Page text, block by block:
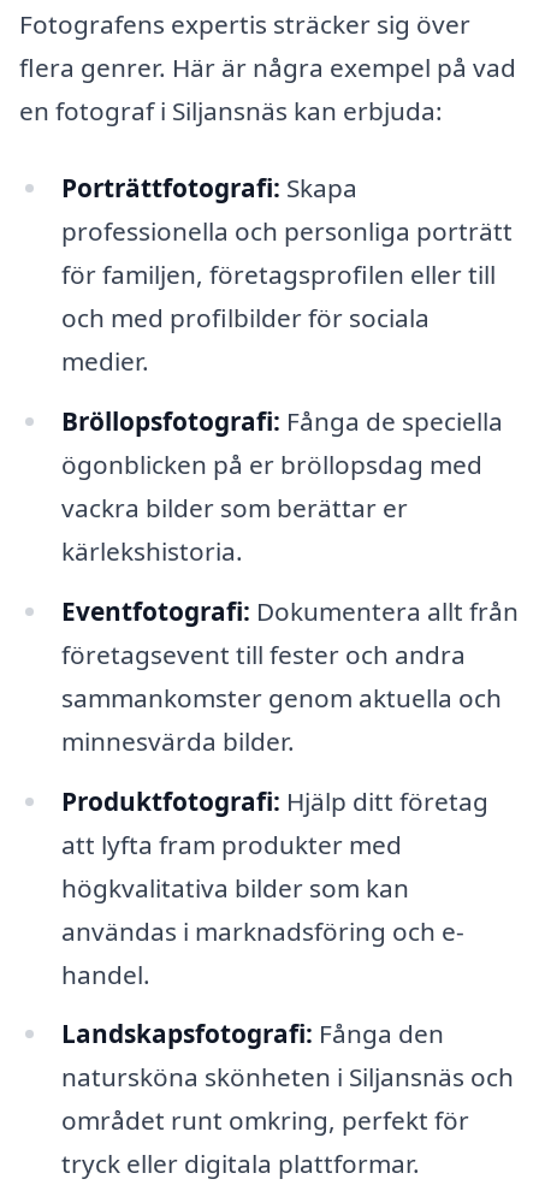
Fotografens expertis sträcker sig över
flera genrer. Här är några exempel på vad
en fotograf i Siljansnäs kan erbjuda:
Porträttfotografi: Skapa
professionella och personliga porträtt
för familjen, företagsprofilen eller till
och med profilbilder för sociala
medier.
Bröllopsfotografi: Fånga de speciella
ögonblicken på er bröllopsdag med
vackra bilder som berättar er
kärlekshistoria.
Eventfotografi: Dokumentera allt från
företagsevent till fester och andra
sammankomster genom aktuella och
minnesvärda bilder.
Produktfotografi: Hjälp ditt företag
att lyfta fram produkter med
högkvalitativa bilder som kan
användas i marknadsföring och e-
handel.
Landskapsfotografi: Fånga den
natursköna skönheten i Siljansnäs och
området runt omkring, perfekt för
tryck eller digitala plattformar.